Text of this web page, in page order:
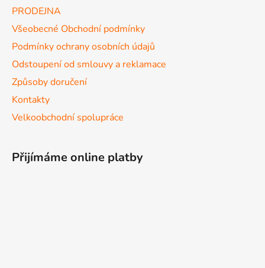
PRODEJNA
Všeobecné Obchodní podmínky
Podmínky ochrany osobních údajů
Odstoupení od smlouvy a reklamace
Způsoby doručení
Kontakty
Velkoobchodní spolupráce
Přijímáme online platby